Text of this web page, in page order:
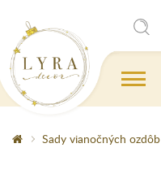
Sady vianočných ozdôb